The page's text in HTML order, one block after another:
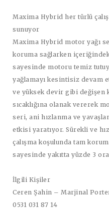
Maxima Hybrid her türlü
sunuyor
Maxima Hybrid motor yağı
koruma sağlarken
sayesinde motoru temiz
yağlamayı kesintisiz devam
ve yüksek devir gibi değişen
sıcaklığına olanak vererek
seri, ani hızlanma ve
etkisi yaratıyor. Sürekli ve
çalışma koşulunda tam
sayesinde yakıtta yüzde 3
İlgili Kişiler
Ceren Şahin – Marjinal
0531 031 87 14